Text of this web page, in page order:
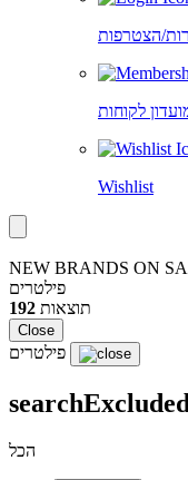
הצטרפות
לקוחות
Wishlist
NEW BRANDS ON
פילטרים
192 תוצאות
Close
searchExcluded
הכל